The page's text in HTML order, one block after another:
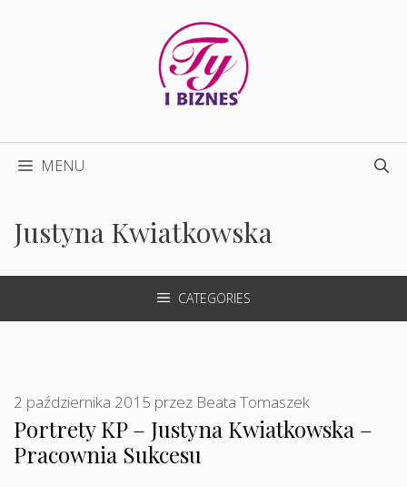
MENU
Justyna Kwiatkowska
CATEGORIES
Portrety KP – Justyna Kwiatkowska –
Pracownia Sukcesu
2 października 2015 przez Beata Tomaszek